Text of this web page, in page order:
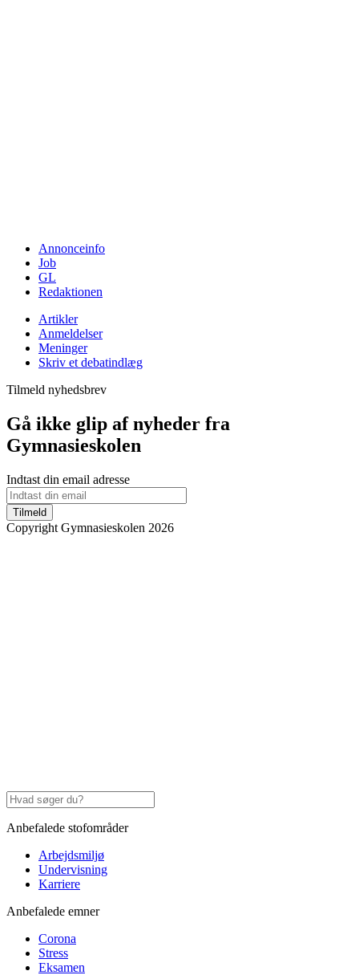
Annonceinfo
Job
GL
Redaktionen
Artikler
Anmeldelser
Meninger
Skriv et debatindlæg
Tilmeld nyhedsbrev
Gå ikke glip af nyheder fra
Gymnasieskolen
Indtast din email adresse
Tilmeld
Copyright Gymnasieskolen 2026
Anbefalede stofområder
Arbejdsmiljø
Undervisning
Karriere
Anbefalede emner
Corona
Stress
Eksamen